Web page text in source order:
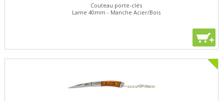
Couteau porte-clés
Lame 40mm - Manche Acier/Bois
+